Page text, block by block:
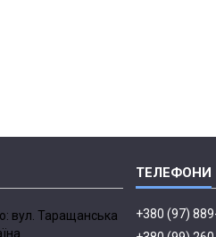
вул. Таращанська
+380 (97)